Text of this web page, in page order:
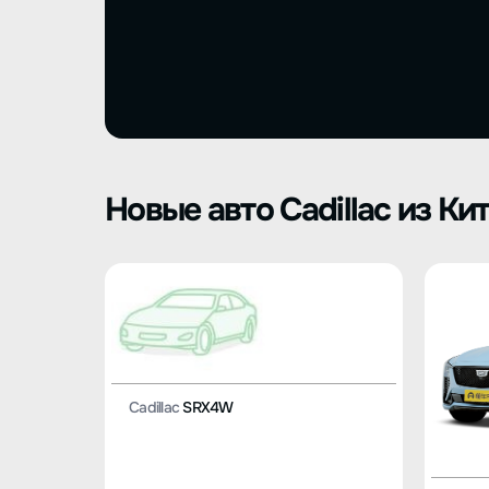
Новые авто Cadillac из
CadillacSRX4W